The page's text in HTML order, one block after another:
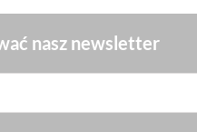
nasz newsletter